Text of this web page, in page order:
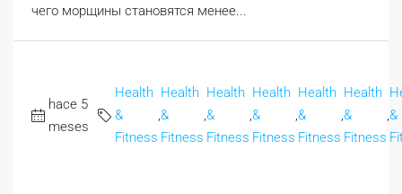
чего морщины становятся менее...
hace 5
meses
Health
&
Fitness
,
Health
&
Fitness
,
Health
&
Fitness
,
Health
&
Fitness
,
Health
&
Fitness
,
Health
&
Fitness
,&